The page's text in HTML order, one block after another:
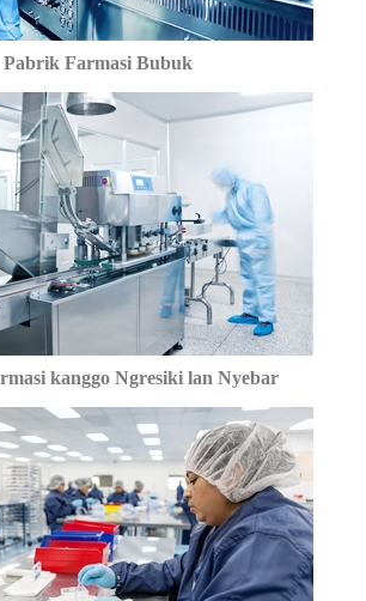
Pabrik Farmasi Bubuk
kanggo Ngresiki lan Nyebar